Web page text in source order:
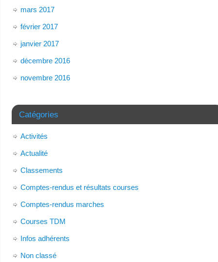
mars 2017
février 2017
janvier 2017
décembre 2016
novembre 2016
Catégories
Activités
Actualité
Classements
Comptes-rendus et résultats courses
Comptes-rendus marches
Courses TDM
Infos adhérents
Non classé